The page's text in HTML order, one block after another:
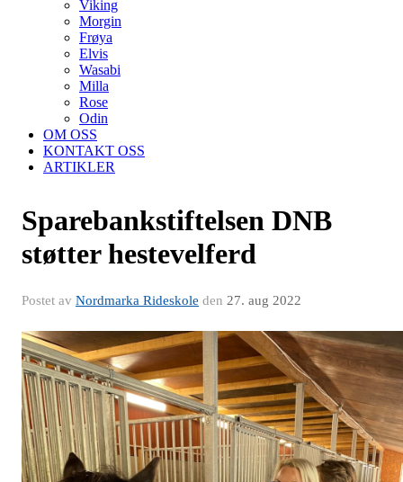
Viking
Morgin
Frøya
Elvis
Wasabi
Milla
Rose
Odin
OM OSS
KONTAKT OSS
ARTIKLER
Sparebankstiftelsen DNB
støtter hestevelferd
Postet av Nordmarka Rideskole den 27. aug 2022